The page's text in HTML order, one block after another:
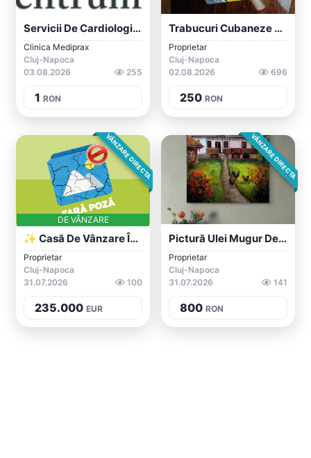
Servicii De Cardiologie In Cluj-Napoca
Clinica Mediprax
Cluj-Napoca
03.08.2026
255
1 RON
Trabucuri Cubaneze Cohiba Siglo II Tubos
Proprietar
Cluj-Napoca
02.08.2026
696
250 RON
VÂNZARE DIRECTA
DE VÂNZARE
✨ Casă De Vânzare În Dezmir – Locuința I...
Proprietar
Cluj-Napoca
31.07.2026
100
235.000 EUR
VÂNZARE DIRECTA
Pictură Ulei Mugur De Fluier, Vândut
Proprietar
Cluj-Napoca
31.07.2026
141
800 RON